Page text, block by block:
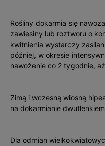
Rośliny dokarmia się
zawiesiny lub roztworu o
kwitnienia wystarczy
później, w okresie
nawożenie co 2 tygodnie,
Zimą i wczesną wiosną
na dokarmianie
Dla odmian